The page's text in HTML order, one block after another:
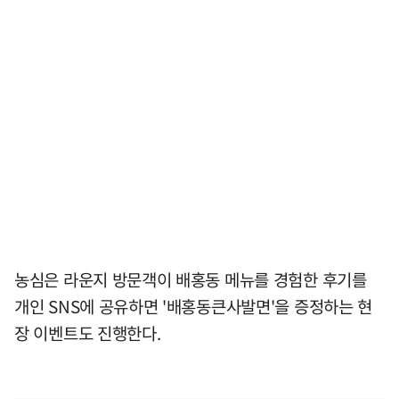
농심은 라운지 방문객이 배홍동 메뉴를 경험한 후기를
개인 SNS에 공유하면 '배홍동큰사발면'을 증정하는 현
장 이벤트도 진행한다.